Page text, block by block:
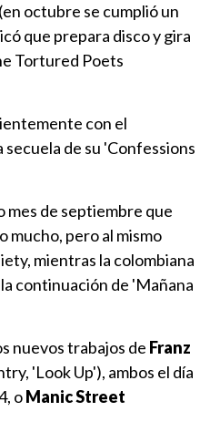
(en octubre se cumplió un
que prepara disco y gira
Tortured Poets
con el
de su 'Confessions
mes de septiembre que
mucho, pero al mismo
mientras la colombiana
continuación de 'Mañana
nuevos trabajos de Franz
'Look Up'), ambos el día
oManic Street